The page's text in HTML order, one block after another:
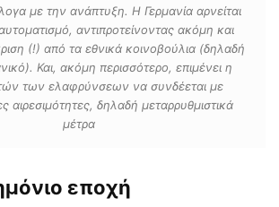
με την ανάπτυξη. Η Γερμανία αρνείται
αντιπροτείνοντας ακόμη και
(!) από τα εθνικά κοινοβούλια (δηλαδή
Και, ακόμη περισσότερο, επιμένει η
των ελαφρύνσεων να συνδέεται με
αιρεσιμότητες, δηλαδή μεταρρυθμιστικά
μέτρα
εποχή